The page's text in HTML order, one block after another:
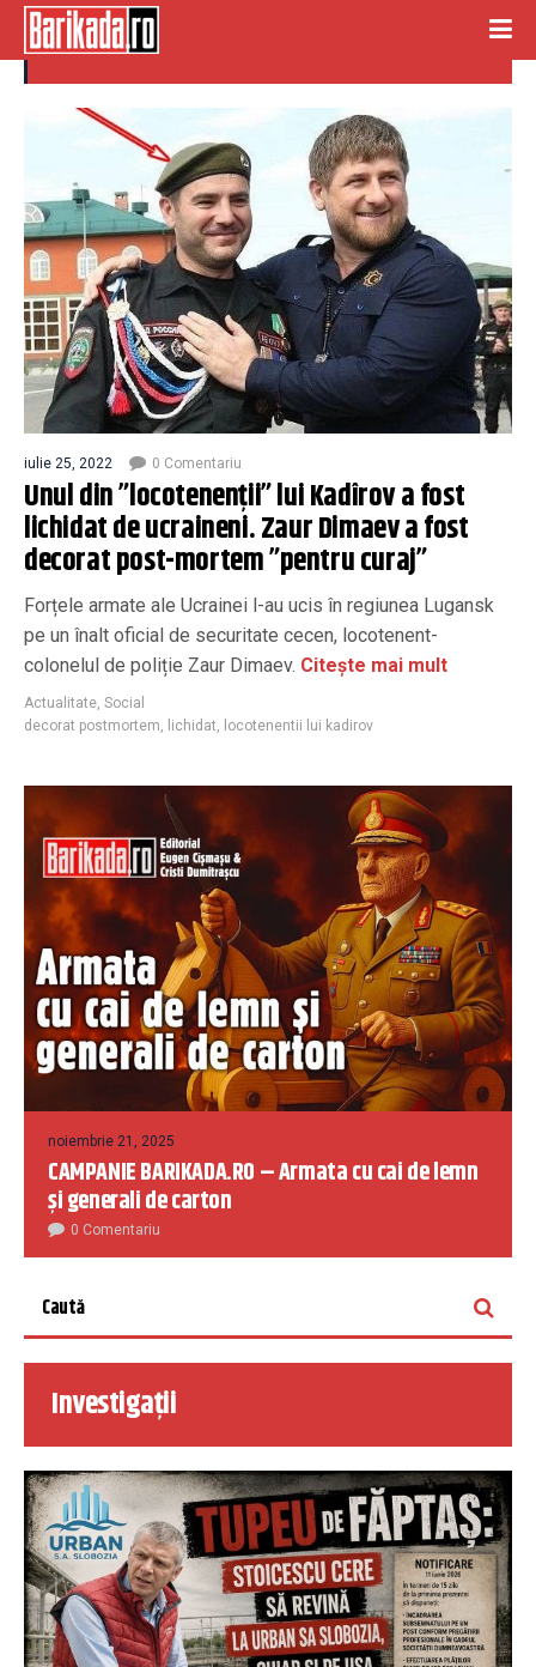
decorat postmortem
iulie 25, 2022 0 Comentariu
Unul din ”locotenenții” lui Kadîrov a fost
lichidat de ucraineni. Zaur Dimaev a fost
decorat post-mortem ”pentru curaj”
Forțele armate ale Ucrainei l-au ucis în regiunea Lugansk
pe un înalt oficial de securitate cecen, locotenent-
colonelul de poliție Zaur Dimaev. Citește mai mult
Actualitate, Social
decorat postmortem, lichidat, locotenentii lui kadirov
noiembrie 21, 2025
CAMPANIE BARIKADA.RO – Armata cu cai de lemn
și generali de carton
0 Comentariu
Investigații